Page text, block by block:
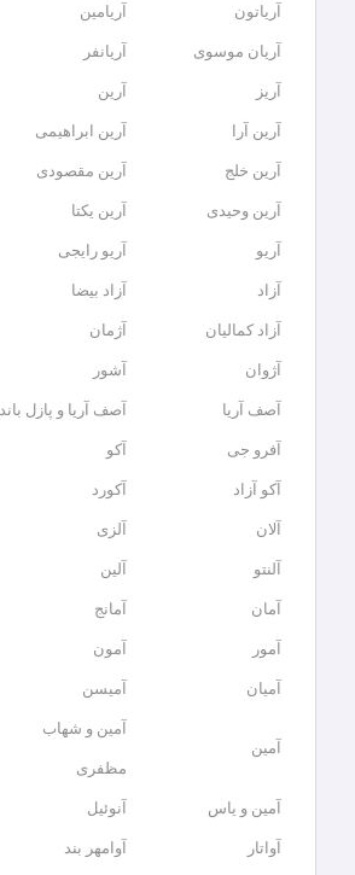
آریاتون آریامین
آریان موسوی آریانفر
آریز آرین
آرین آرا آرین ابراهیمی
آرین خلج آرین مقصودی
آرین وحیدی آرین یکتا
آریو آریو رایجی
آزاد آزاد بیضا
آزاد کمالیان آژمان
آژوان آشور
آصف آریا آصف آریا و پازل باند
آفرو جی آکو
آکو آزاد آکورد
آلان آلزی
آلنتو آلین
آمان آمانج
آمور آمون
آمیان آمیسن
آمین
آمین و شهاب
مظفری
آمین و یاس آنوئیل
آواتار آوامهر بند